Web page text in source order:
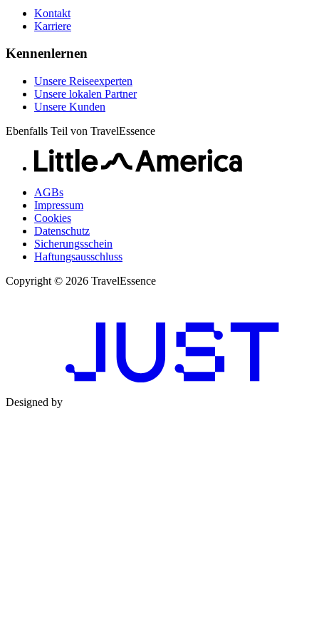
Kontakt
Karriere
Kennenlernen
Unsere Reiseexperten
Unsere lokalen Partner
Unsere Kunden
Ebenfalls Teil von TravelEssence
AGBs
Impressum
Cookies
Datenschutz
Sicherungsschein
Haftungsausschluss
Copyright © 2026 TravelEssence
Designed by